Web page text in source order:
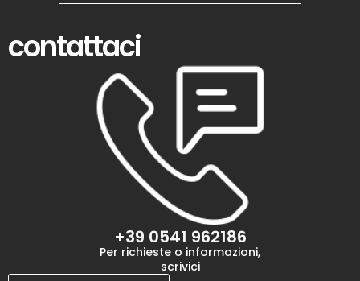
contattaci
+39 0541 962186
Per richieste o informazioni,
scrivici